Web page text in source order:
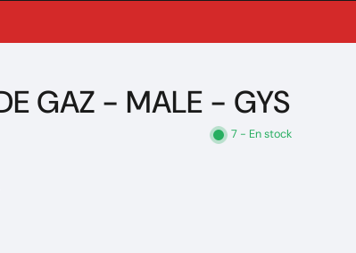
GAZ - MALE - GYS
7 - En stock